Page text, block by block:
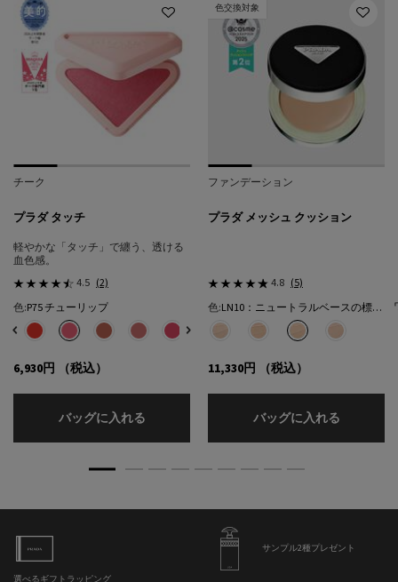
チーク
プラダ タッチ
軽やかな「タッチ」で纏う、透ける
血色感。
4.5 (2)
色:P75 チューリップ
色を選択してください
{1} の場合
済み
カフェ のカラー プラダ タッチ、1/8
選択済み
R68 チェリー のカラー プラダ タッチ、2/8
選択済み
P75 チューリップ のカラー プラダ タッチ、3/8
選択済み
P71 ボウ のカラー プラダ タッチ、4/8
選択済み
P72 ピンクダリア のカラー プラダ タッチ、5/8
選択済み
P76 リリー のカラー プラダ タッチ、6/8
選択済み
P79 モーヴ のカラー プラダ タッチ、7/8
選択済み
O86 ピーチ のカラー プラダ タッ
6,930円 （税込）
バッグに入れる
色交換対象
ファンデーション
プラダ メッシュ クッション
4.8 (5)
色:
LN10：ニュートラルベースの標準的な色★
色を選択してください
{1} の場合
選択済み
LC5：クールベースの明るい色​ のカラ
選択済み
LN5：ニュートラル ベースの
選択済み
LN10：ニュートラル
選択済み
LN25：ニュ
11,330円 （税込）
バッグに入れる
選べるギフトラッピング
サンプル2種プレゼント